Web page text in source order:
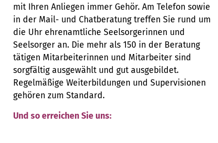
mit Ihren Anliegen immer Gehör. Am Telefon sowie
in der Mail- und Chatberatung treffen Sie rund um
die Uhr ehrenamtliche Seelsorgerinnen und
Seelsorger an. Die mehr als 150 in der Beratung
tätigen Mitarbeiterinnen und Mitarbeiter sind
sorgfältig ausgewählt und gut ausgebildet.
Regelmäßige Weiterbildungen und Supervisionen
gehören zum Standard.
Und so erreichen Sie uns: